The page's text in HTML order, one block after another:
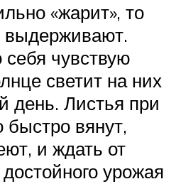
«жарит», то
выдерживают.
чувствую
светит на них
день. Листья при
быстро вянут,
и ждать от
урожая